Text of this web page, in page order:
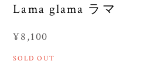
Lama glama ラマ
¥8,100
SOLD OUT